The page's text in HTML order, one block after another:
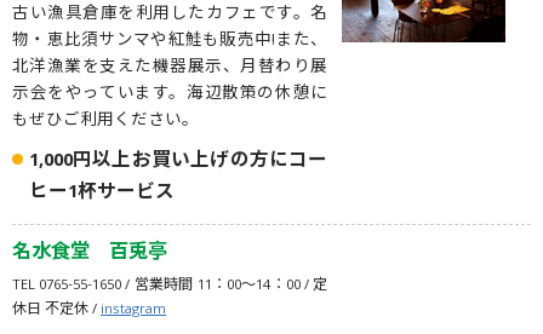
古い漁具倉庫を利用したカフェです。名
物・恵比須サンマや紅鮭も販売中!また、
北洋漁業を支えた機器展示、月替わり展
示会をやっています。海辺散策の休憩に
もぜひご利用ください。
1,000円以上お買い上げの方にコー
ヒー1杯サービス
名水食堂 百兎亭
TEL 0765-55-1650 / 営業時間 11：00～14：00 / 定
休日 不定休 /instagram